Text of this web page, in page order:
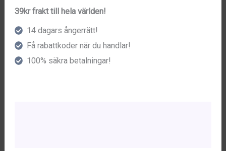
39kr frakt till hela världen!
14 dagars ångerrätt!
Få rabattkoder när du handlar!
100% säkra betalningar!